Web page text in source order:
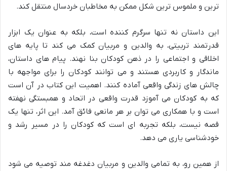
ترین و ملموس ترین شکل ممکن به مخاطبان خردسال منتقل کند.
این داستان نه تنها سرگرم کننده است، بلکه به عنوان یک ابزار
قدرتمند تربیتی، به والدین و مربیان کمک می کند تا پایه های
اخلاقی و اجتماعی را در ذهن کودکان بنا نهند. پیام های داستان،
ماندگار و کاربردی هستند و می توانند کودکان را برای مواجهه با
چالش های زندگی واقعی آماده کنند. اهمیت این کتاب در آن است
که به کودکان می آموزد قدرت واقعی در اتحاد و همبستگی نهفته
است و با همکاری می توان بر هر مانعی فائق آمد. این اثر، تنها یک
قصه نیست، بلکه تجربه ای است که کودکان را در مسیر رشد و
خودشناسی یاری می دهد.
از همین رو، به تمامی والدین و مربیان دغدغه مند توصیه می شود